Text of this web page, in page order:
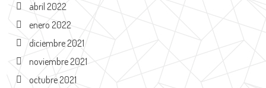
abril 2022
enero 2022
diciembre 2021
noviembre 2021
octubre 2021